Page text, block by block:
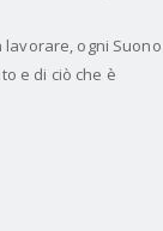
ogni Suono
e di ciò che è